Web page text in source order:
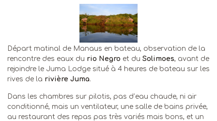
Départ matinal de Manaus en bateau, observation de la
rencontre des eaux du rio Negro et du Solimoes, avant de
rejoindre le Juma Lodge situé à 4 heures de bateau sur les
rives de la rivière Juma.
Dans les chambres sur pilotis, pas d’eau chaude, ni air
conditionné, mais un ventilateur, une salle de bains privée,
au restaurant des repas pas très variés mais bons, et un